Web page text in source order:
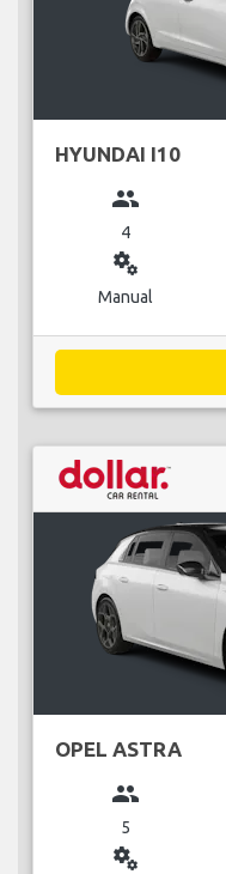
HYUNDAI I10
group
4
miscellaneous_services
Manual
OPEL ASTRA
group
5
miscellaneous_services